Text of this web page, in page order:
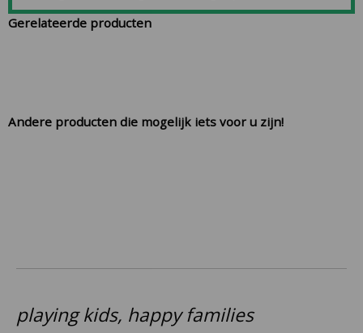
Gerelateerde producten
Andere producten die mogelijk iets voor u zijn!
playing kids, happy families